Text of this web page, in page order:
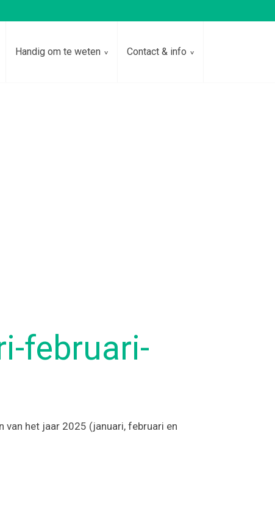
Handig om te weten Contact & info
februari-
van het jaar 2025 (januari, februari en